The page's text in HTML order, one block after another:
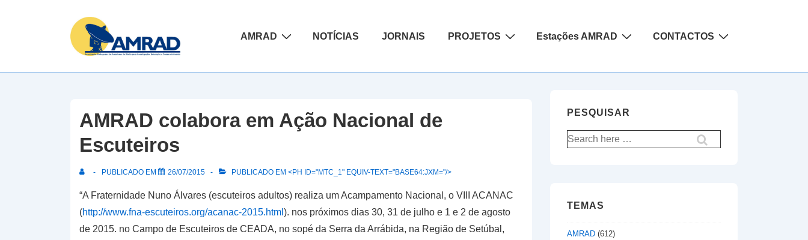
Content
Navegação
AMRAD NOTÍCIAS JORNAIS PROJETOS Estações AMRAD CONTACTOS
AMRAD colabora em Ação Nacional de
Escuteiros
PUBLICADO EM 26/07/2015 PUBLICADO EM <PH ID="MTC_1" EQUIV-TEXT="BASE64:JXM="/>
“A Fraternidade Nuno Álvares (escuteiros adultos) realiza um Acampamento Nacional, o VIII ACANAC
(http://www.fna-escuteiros.org/acanac-2015.html ). nos próximos dias 30, 31 de julho e 1 e 2 de agosto
de 2015. no Campo de Escuteiros de CEADA, no sopé da Serra da Arrábida, na Região de Setúbal,
PESQUISAR
Pesquisar
por:
TEMAS
AMRAD (612)